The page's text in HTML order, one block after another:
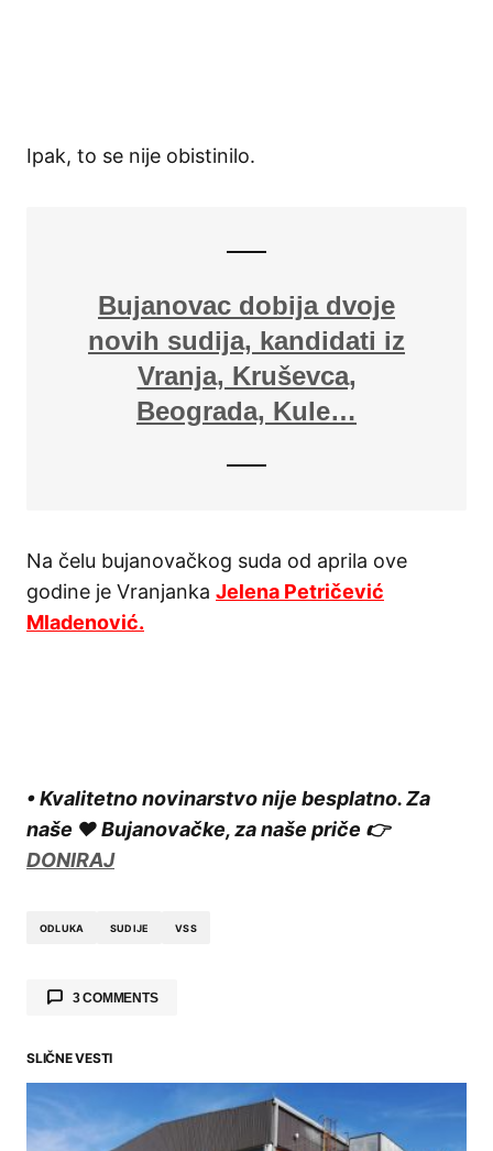
Ipak, to se nije obistinilo.
Bujanovac dobija dvoje
novih sudija, kandidati iz
Vranja, Kruševca,
Beograda, Kule…
Na čelu bujanovačkog suda od aprila ove
godine je Vranjanka Jelena Petričević
Mladenović.
• Kvalitetno novinarstvo nije besplatno. Za
naše ❤️ Bujanovačke, za naše priče 👉
DONIRAJ
ODLUKA SUDIJE VSS
3 COMMENTS
postavljena na funkciju Sudije!! Sada po pravdi
ni po babi ni po stričevima.
SLIČNE VESTI